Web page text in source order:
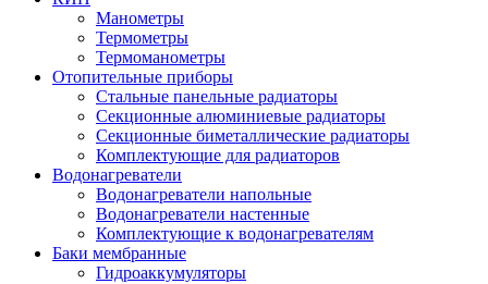
Манометры
Термометры
Термоманометры
Отопительные приборы
Стальные панельные радиаторы
Секционные алюминиевые радиаторы
Секционные биметаллические радиаторы
Комплектующие для радиаторов
Водонагреватели
Водонагреватели напольные
Водонагреватели настенные
Комплектующие к водонагревателям
Баки мембранные
Гидроаккумуляторы